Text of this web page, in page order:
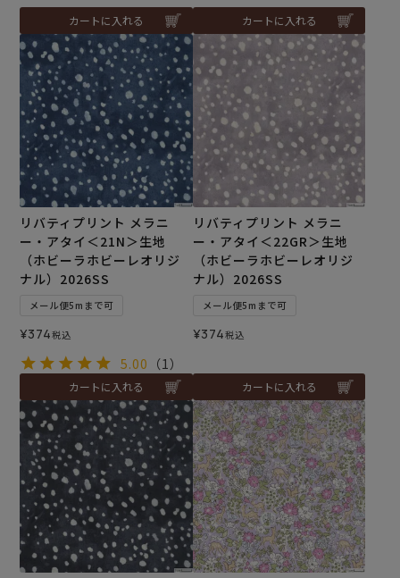
カートに入れる カートに入れる
リバティプリント メラニ
ー・アタイ＜21N＞生地
（ホビーラホビーレオリジ
ナル）2026SS
メール便5mまで可
¥374税込
5.00 （1）
カートに入れる
リバティプリント メラニ
ー・アタイ＜22GR＞生地
（ホビーラホビーレオリジ
ナル）2026SS
メール便5mまで可
¥374税込
カートに入れる